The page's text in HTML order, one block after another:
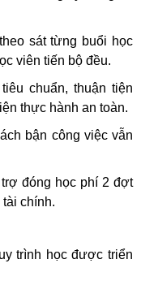
sát từng buổi học
viên tiến bộ đều.
chuẩn, thuận tiện
thực hành an toàn.
bận công việc vẫn
đóng học phí 2 đợt
chính.
trình học được triển